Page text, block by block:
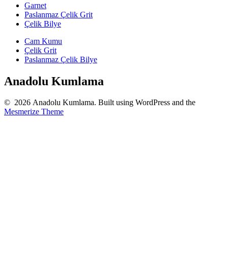
Garnet
Paslanmaz Çelik Grit
Çelik Bilye
Cam Kumu
Çelik Grit
Paslanmaz Çelik Bilye
Anadolu Kumlama
© 2026 Anadolu Kumlama. Built using WordPress and the
Mesmerize Theme